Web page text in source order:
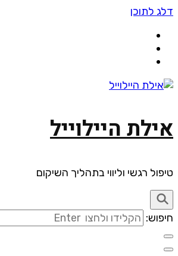
דלג לתוכן
אילת היילוייל
טיפול רגשי וליווי בתהליך השיקום
חיפוש: